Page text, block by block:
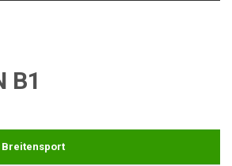
B1
Breitensport